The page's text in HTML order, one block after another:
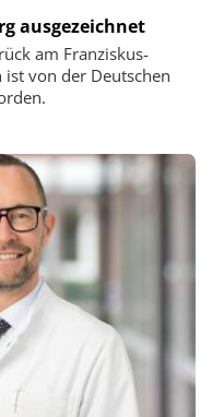
ausgezeichnet
am Franziskus-
von der Deutschen